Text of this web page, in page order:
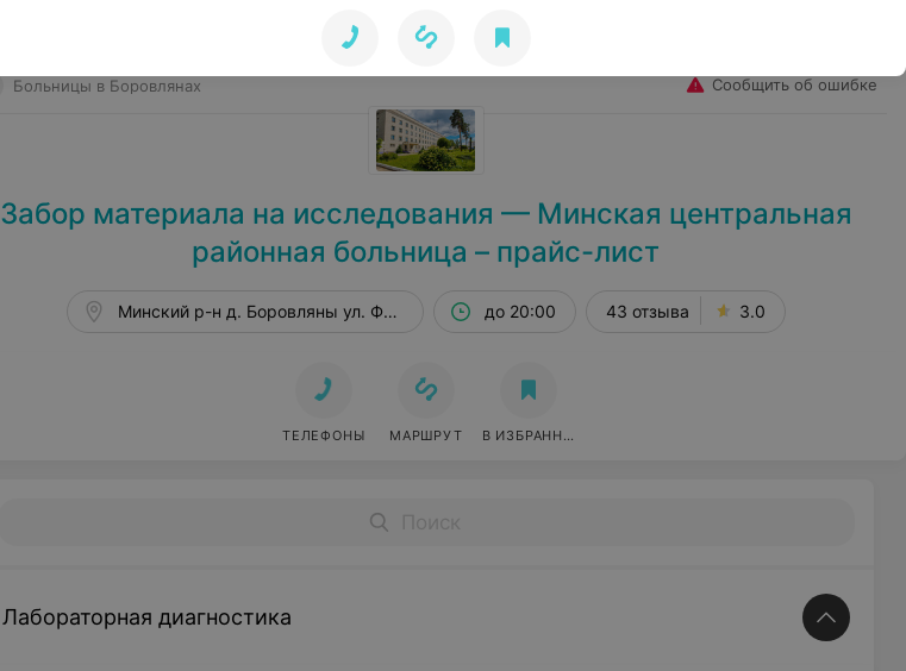
Больницы в Боровлянах Сообщить об ошибке
Забор материала на исследования — Минская центральная
районная больница – прайс-лист
Минский р-н д. Боровляны ул. Фрунзенская, 1до 20:00 43 отзыва 3.0
ТЕЛЕФОНЫ МАРШРУТ В ИЗБРАННОЕ
Лабораторная диагностика